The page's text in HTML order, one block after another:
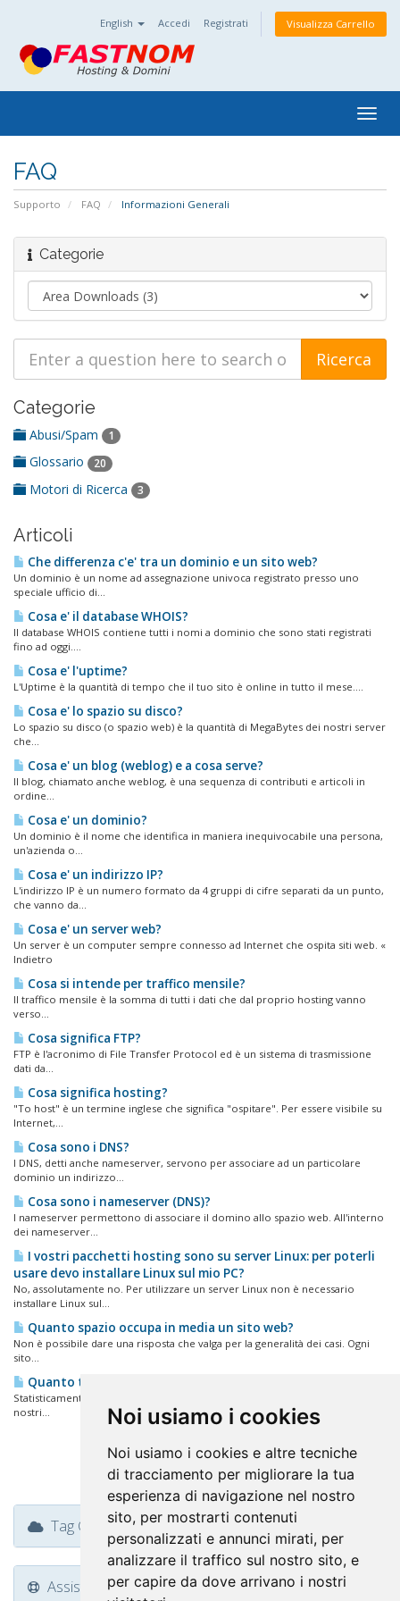
Noi usiamo i cookies
Noi usiamo i cookies e altre tecniche
di tracciamento per migliorare la tua
esperienza di navigazione nel nostro
sito, per mostrarti contenuti
personalizzati e annunci mirati, per
analizzare il traffico sul nostro sito, e
per capire da dove arrivano i nostri
English Accedi Registrati Visualizza Carrello
FAQ
Supporto FAQ Informazioni Generali
Categorie
Categorie
Abusi/Spam 1
Glossario 20
Motori di Ricerca 3
Articoli
Che differenza c'e' tra un dominio e un sito web?
Un dominio è un nome ad assegnazione univoca registrato presso uno
speciale ufficio di...
Cosa e' il database WHOIS?
Il database WHOIS contiene tutti i nomi a dominio che sono stati registrati
fino ad oggi....
Cosa e' l'uptime?
L'Uptime è la quantità di tempo che il tuo sito è online in tutto il mese....
Cosa e' lo spazio su disco?
Lo spazio su disco (o spazio web) è la quantità di MegaBytes dei nostri server
che...
Cosa e' un blog (weblog) e a cosa serve?
Il blog, chiamato anche weblog, è una sequenza di contributi e articoli in
ordine...
Cosa e' un dominio?
Un dominio è il nome che identifica in maniera inequivocabile una persona,
un'azienda o...
Cosa e' un indirizzo IP?
L'indirizzo IP è un numero formato da 4 gruppi di cifre separati da un punto,
che vanno da...
Cosa e' un server web?
Un server è un computer sempre connesso ad Internet che ospita siti web. «
Indietro
Cosa si intende per traffico mensile?
Il traffico mensile è la somma di tutti i dati che dal proprio hosting vanno
verso...
Cosa significa FTP?
FTP è l'acronimo di File Transfer Protocol ed è un sistema di trasmissione
dati da...
Cosa significa hosting?
"To host" è un termine inglese che significa "ospitare". Per essere visibile su
Internet,...
Cosa sono i DNS?
I DNS, detti anche nameserver, servono per associare ad un particolare
dominio un indirizzo...
Cosa sono i nameserver (DNS)?
I nameserver permettono di associare il domino allo spazio web. All'interno
dei nameserver...
I vostri pacchetti hosting sono su server Linux: per poterli
usare devo installare Linux sul mio PC?
No, assolutamente no. Per utilizzare un server Linux non è necessario
installare Linux sul...
Quanto spazio occupa in media un sito web?
Non è possibile dare una risposta che valga per la generalità dei casi. Ogni
sito...
Quanto traffico consuma mediamente un sito web?
Statisticamente più del 90% dei siti web non supera 2 GB di traffico mensile. I
nostri...
Tag Cloud
Assistenza